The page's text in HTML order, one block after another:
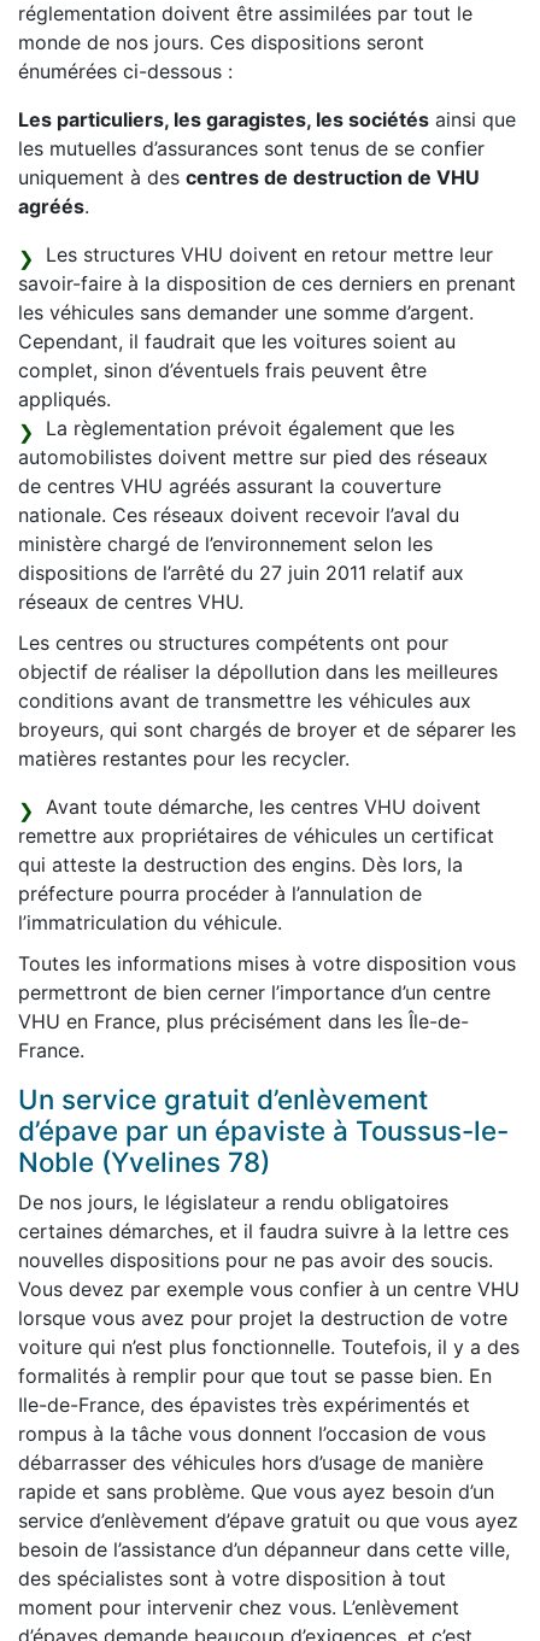
réglementation doivent être assimilées par tout le
monde de nos jours. Ces dispositions seront
énumérées ci-dessous :
Les particuliers, les garagistes, les sociétés ainsi que
les mutuelles d’assurances sont tenus de se confier
uniquement à des centres de destruction de VHU
agréés.
Les structures VHU doivent en retour mettre leur
savoir-faire à la disposition de ces derniers en prenant
les véhicules sans demander une somme d’argent.
Cependant, il faudrait que les voitures soient au
complet, sinon d’éventuels frais peuvent être
appliqués.
La règlementation prévoit également que les
automobilistes doivent mettre sur pied des réseaux
de centres VHU agréés assurant la couverture
nationale. Ces réseaux doivent recevoir l’aval du
ministère chargé de l’environnement selon les
dispositions de l’arrêté du 27 juin 2011 relatif aux
réseaux de centres VHU.
Les centres ou structures compétents ont pour
objectif de réaliser la dépollution dans les meilleures
conditions avant de transmettre les véhicules aux
broyeurs, qui sont chargés de broyer et de séparer les
matières restantes pour les recycler.
Avant toute démarche, les centres VHU doivent
remettre aux propriétaires de véhicules un certificat
qui atteste la destruction des engins. Dès lors, la
préfecture pourra procéder à l’annulation de
l’immatriculation du véhicule.
Toutes les informations mises à votre disposition vous
permettront de bien cerner l’importance d’un centre
VHU en France, plus précisément dans les Île-de-
France.
Un service gratuit d’enlèvement
d’épave par un épaviste à Toussus-le-
Noble (Yvelines 78)
De nos jours, le législateur a rendu obligatoires
certaines démarches, et il faudra suivre à la lettre ces
nouvelles dispositions pour ne pas avoir des soucis.
Vous devez par exemple vous confier à un centre VHU
lorsque vous avez pour projet la destruction de votre
voiture qui n’est plus fonctionnelle. Toutefois, il y a des
formalités à remplir pour que tout se passe bien. En
Ile-de-France, des épavistes très expérimentés et
rompus à la tâche vous donnent l’occasion de vous
débarrasser des véhicules hors d’usage de manière
rapide et sans problème. Que vous ayez besoin d’un
service d’enlèvement d’épave gratuit ou que vous ayez
besoin de l’assistance d’un dépanneur dans cette ville,
des spécialistes sont à votre disposition à tout
moment pour intervenir chez vous. L’enlèvement